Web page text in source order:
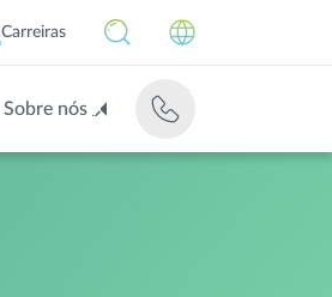
Carreiras
Sobre nós